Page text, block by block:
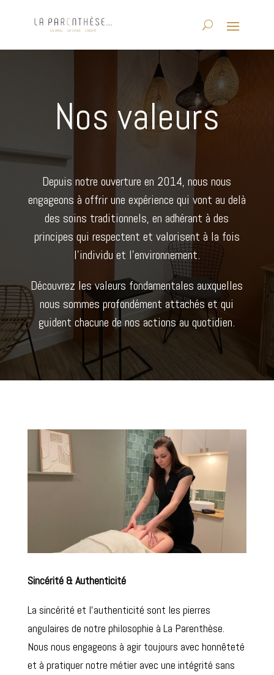
Nos valeurs
Depuis notre ouverture en 2014, nous nous
engageons à offrir une expérience qui vont au delà
des soins traditionnels, en adhérant à des
principes qui respectent et valorisent à la fois
l’individu et l’environnement.
Découvrez les valeurs fondamentales auxquelles
nous sommes profondément attachés et qui
guident chacune de nos actions au quotidien.
Sincérité & Authenticité
La sincérité et l’authenticité sont les pierres
angulaires de notre philosophie à La Parenthèse.
Nous nous engageons à agir toujours avec honnêteté
et à pratiquer notre métier avec une intégrité sans